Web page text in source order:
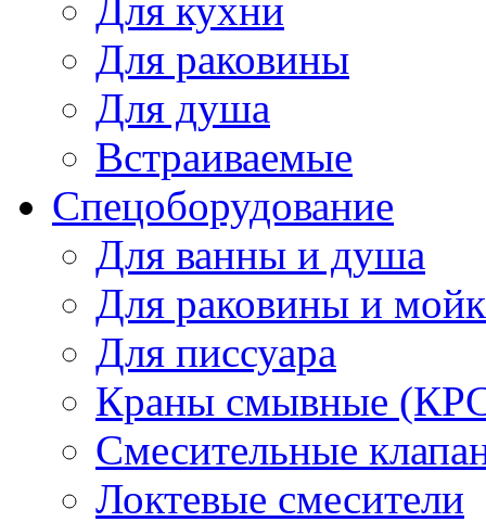
Для кухни
Для раковины
Для душа
Встраиваемые
Спецоборудование
Для ванны и душа
Для раковины и
Для писсуара
Краны смывные
Смесительные
Локтевые смесители